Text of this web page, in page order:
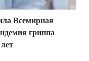
Всемирная
гриппа